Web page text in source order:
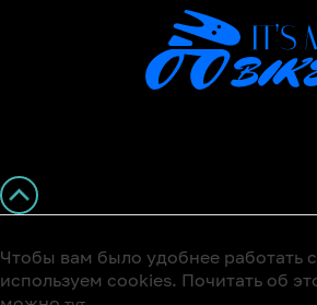
Чтобы вам было удобнее работать
используем cookies. Почитать об